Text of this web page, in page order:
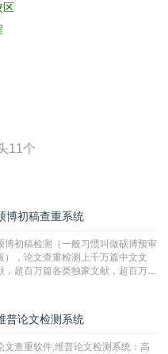
区
11个
博初稿查重系统
博初稿检测（一般习惯叫做硕博预审
），论文查重检测上千万篇中文文
，超百万篇各类独家文献，超百万港
校用来检测硕博论文的系统，检测范围
，数据来源真实，检测算法合理!本
普论文检测系统
文查重软件,维普论文检测系统：高